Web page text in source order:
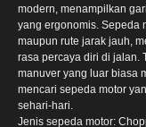
modern, menampilkan
yang ergonomis. Sepeda
maupun rute jarak jauh,
rasa percaya diri di jalan.
manuver yang luar biasa
mencari sepeda motor
sehari-hari.
Jenis sepeda motor: